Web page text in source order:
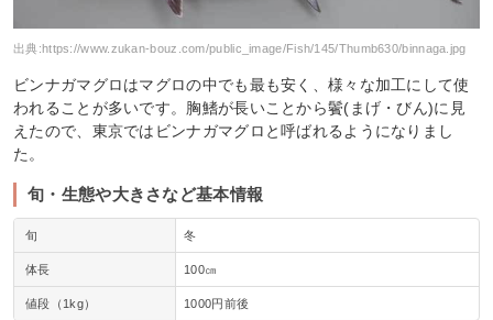
出典:https://www.zukan-bouz.com/public_image/Fish/145/Thumb630/binnaga.jpg
ビンナガマグロはマグロの中でも最も安く、様々な加工にして使
われることが多いです。胸鰭が長いことから鬢(まげ・びん)に見
えたので、東京ではビンナガマグロと呼ばれるようになりまし
た。
旬・生態や大きさなど基本情報
旬 冬
体長 100㎝
値段（1kg） 1000円前後